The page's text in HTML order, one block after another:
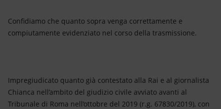
Confidiamo che quanto sopra venga correttamente e
compiutamente evidenziato nel corso della trasmissione.
Impregiudicato quanto già contestato alla Rai e al giornalista
Chianca nell’ambito del giudizio civile avviato avanti al
Tribunale di Roma nell’ottobre del 2019 (r.g. 67830/2019), con